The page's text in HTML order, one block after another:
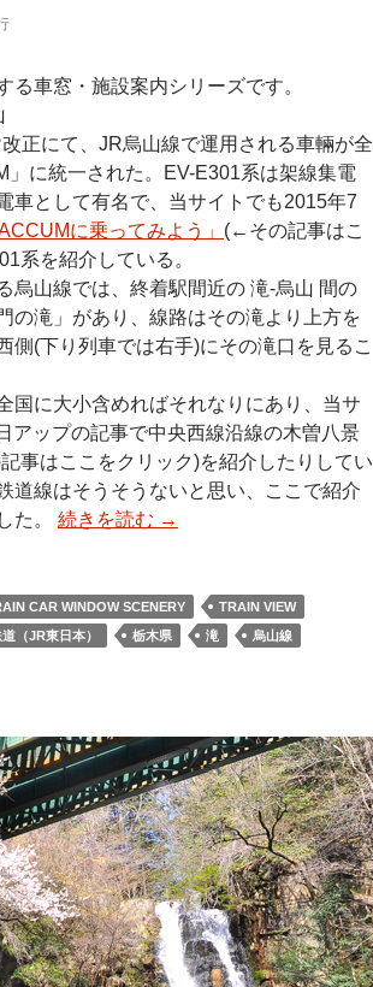
る車窓・施設案内シリーズです。
正にて、JR烏山線で運用される車輛が全
」に統一された。EV-E301系は架線集電
車として有名で、当サイトでも2015年7
ACCUMに乗ってみよう」 (←その記事はこ
系を紹介している。
烏山線では、終着駅間近の 滝-烏山 間の
の滝」があり、線路はその滝より上方を
側(下り列車では右手)にその滝口を見るこ
国に大小含めればそれなりにあり、当サ
アップの記事で中央西線沿線の木曽八景
事はここをクリック)を紹介したりしてい
道線はそうそうないと思い、ここで紹介
た。 続きを読む →
CAR WINDOW SCENERY
TRAIN VIEW
（JR東日本） 栃木県 滝
烏山線